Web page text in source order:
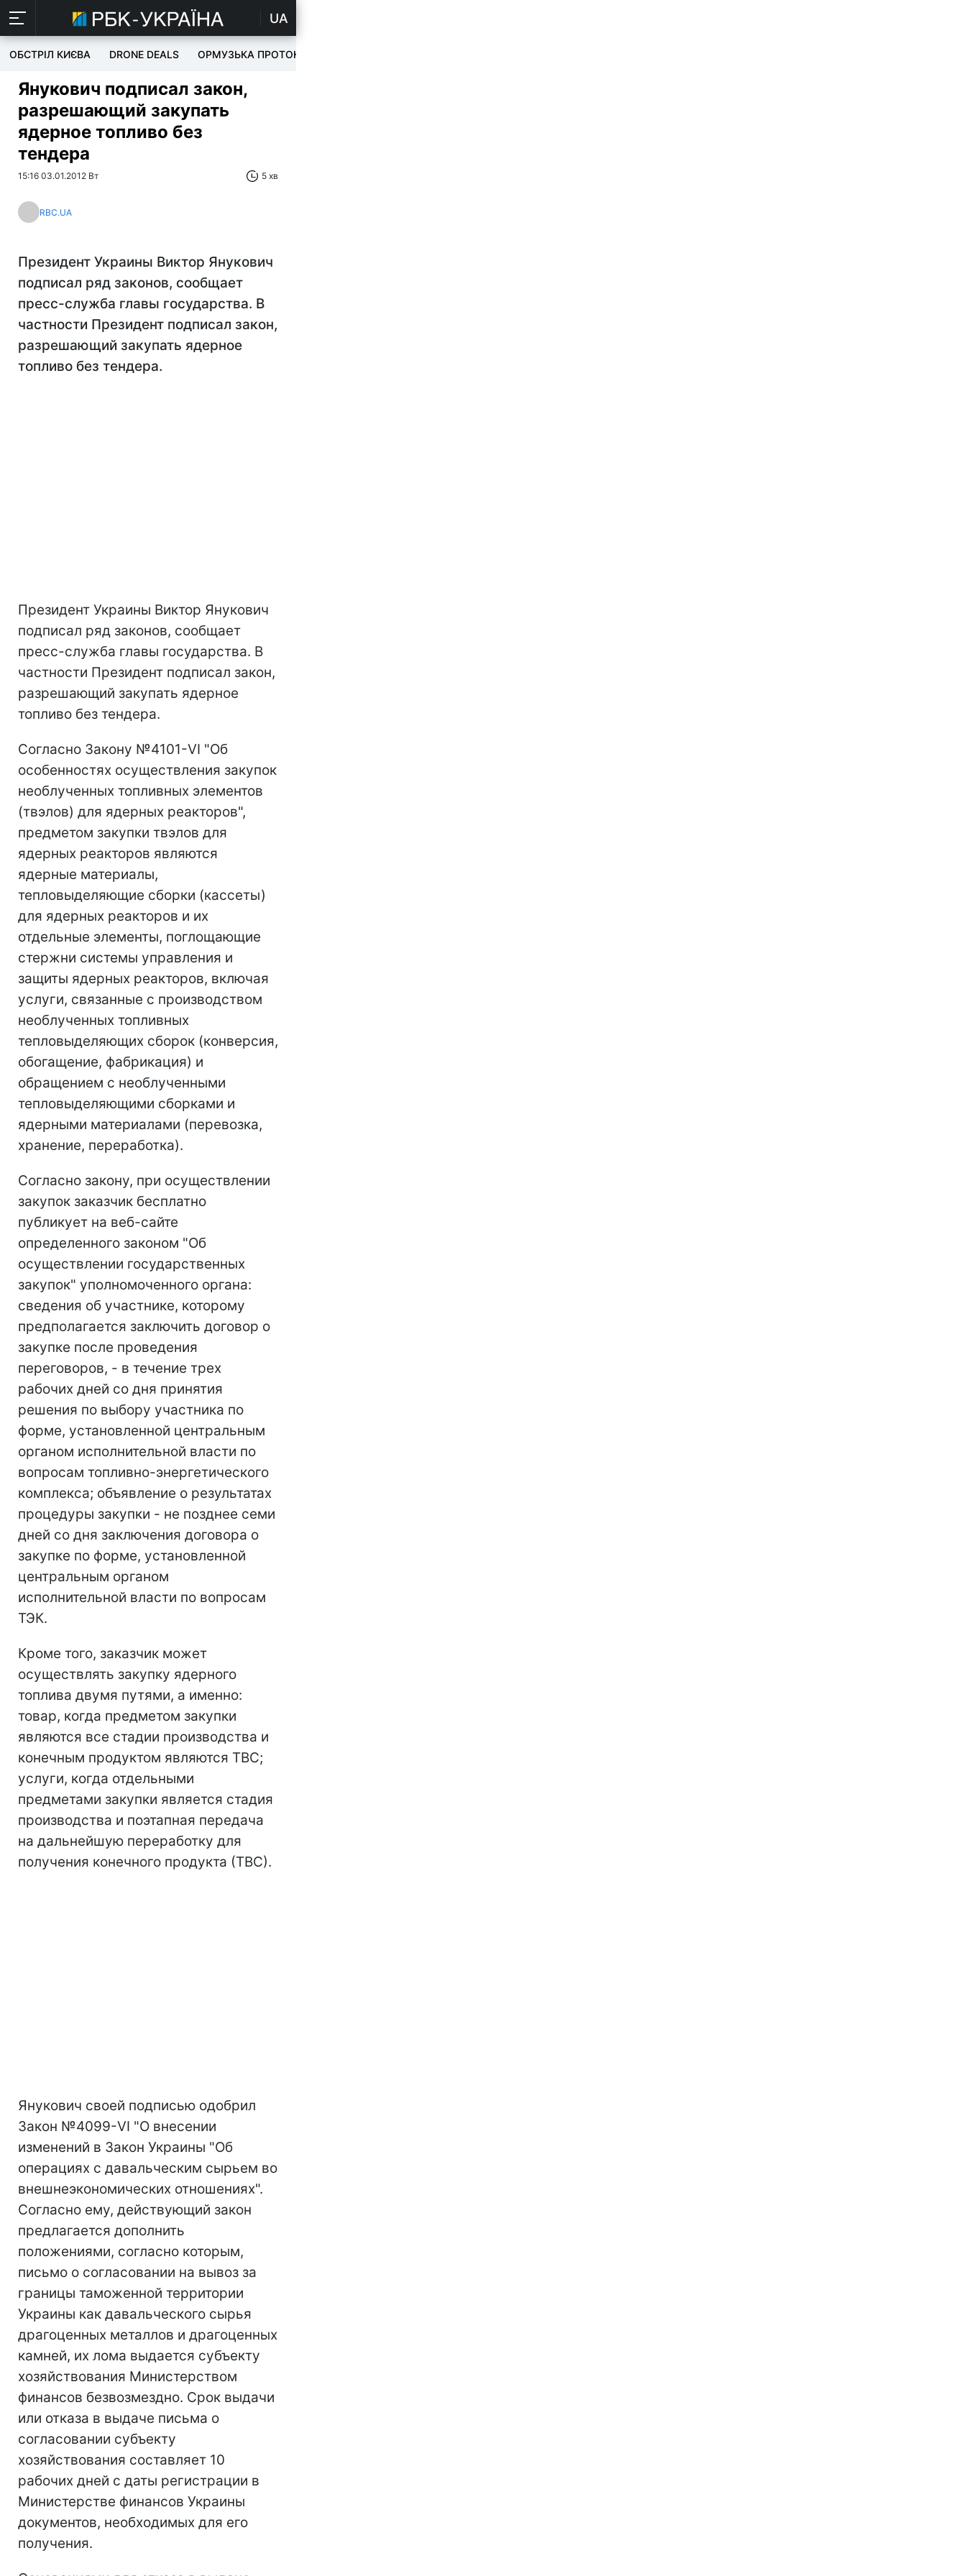
UA
ОБСТРІЛ КИЄВА DRONE DEALS ОРМУЗЬКА ПРОТОКА
Янукович подписал закон,
разрешающий закупать
ядерное топливо без
тендера
15:16 03.01.2012 Вт 5 хв
RBC.UA
Президент Украины Виктор Янукович
подписал ряд законов, сообщает
пресс-служба главы государства. В
частности Президент подписал закон,
разрешающий закупать ядерное
топливо без тендера.
Президент Украины Виктор Янукович
подписал ряд законов, сообщает
пресс-служба главы государства. В
частности Президент подписал закон,
разрешающий закупать ядерное
топливо без тендера.
Согласно Закону №4101-VI "Об
особенностях осуществления закупок
необлученных топливных элементов
(твэлов) для ядерных реакторов",
предметом закупки твэлов для
ядерных реакторов являются
ядерные материалы,
тепловыделяющие сборки (кассеты)
для ядерных реакторов и их
отдельные элементы, поглощающие
стержни системы управления и
защиты ядерных реакторов, включая
услуги, связанные с производством
необлученных топливных
тепловыделяющих сборок (конверсия,
обогащение, фабрикация) и
обращением с необлученными
тепловыделяющими сборками и
ядерными материалами (перевозка,
хранение, переработка).
Согласно закону, при осуществлении
закупок заказчик бесплатно
публикует на веб-сайте
определенного законом "Об
осуществлении государственных
закупок" уполномоченного органа:
сведения об участнике, которому
предполагается заключить договор о
закупке после проведения
переговоров, - в течение трех
рабочих дней со дня принятия
решения по выбору участника по
форме, установленной центральным
органом исполнительной власти по
вопросам топливно-энергетического
комплекса; объявление о результатах
процедуры закупки - не позднее семи
дней со дня заключения договора о
закупке по форме, установленной
центральным органом
исполнительной власти по вопросам
ТЭК.
Кроме того, заказчик может
осуществлять закупку ядерного
топлива двумя путями, а именно:
товар, когда предметом закупки
являются все стадии производства и
конечным продуктом являются ТВС;
услуги, когда отдельными
предметами закупки является стадия
производства и поэтапная передача
на дальнейшую переработку для
получения конечного продукта (ТВС).
Янукович своей подписью одобрил
Закон №4099-VI "О внесении
изменений в Закон Украины "Об
операциях с давальческим сырьем во
внешнеэкономических отношениях".
Согласно ему, действующий закон
предлагается дополнить
положениями, согласно которым,
письмо о согласовании на вывоз за
границы таможенной территории
Украины как давальческого сырья
драгоценных металлов и драгоценных
камней, их лома выдается субъекту
хозяйствования Министерством
финансов безвозмездно. Срок выдачи
или отказа в выдаче письма о
согласовании субъекту
хозяйствования составляет 10
рабочих дней с даты регистрации в
Министерстве финансов Украины
документов, необходимых для его
получения.